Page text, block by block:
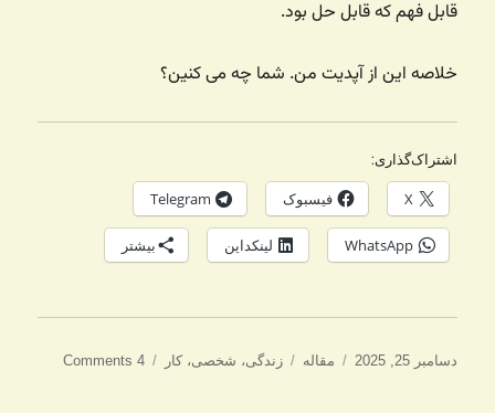
قابل فهم که قابل حل بود.
خلاصه این از آپدیت من. شما چه می کنین؟
اشتراک‌گذاری:
X فیسبوک Telegram
WhatsApp لینکداین بیشتر
ارسال
دسامبر 25, 2025 دسته‌ها
مقاله برچسب‌ها
زندگی، شخصی،کار 4 Comments